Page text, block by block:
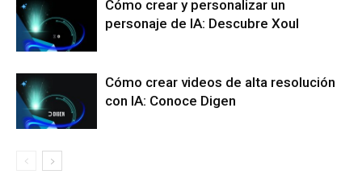
Cómo crear y personalizar un
personaje de IA: Descubre Xoul
Cómo crear videos de alta resolución
con IA: Conoce Digen